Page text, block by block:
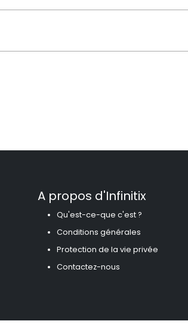
A propos d'Infinitix
Qu'est-ce-que c'est ?
Conditions générales
Protection de la vie privée
Contactez-nous